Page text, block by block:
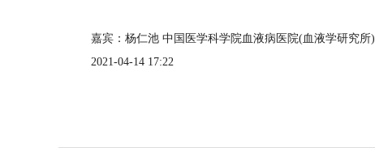
嘉宾：杨仁池 中国医学科学院血液病医院(血液学研究
2021-04-14 17:22